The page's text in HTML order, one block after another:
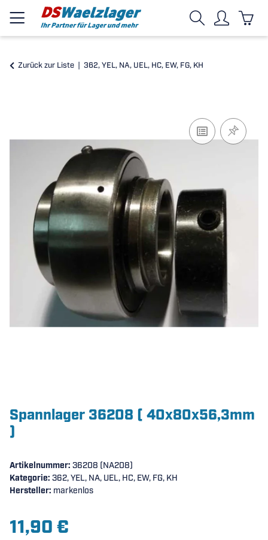
Zurück zur Liste 362, YEL, NA, UEL, HC, EW, FG, KH
Spannlager 36208 ( 40x80x56,3mm
)
Artikelnummer: 36208 (NA208)
Kategorie: 362, YEL, NA, UEL, HC, EW, FG, KH
Hersteller: markenlos
11,90 €